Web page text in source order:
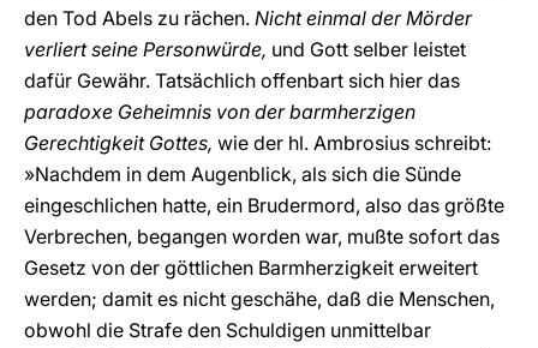
den Tod Abels zu rächen. Nicht einmal der Mörder
verliert seine Personwürde, und Gott selber leistet
dafür Gewähr. Tatsächlich offenbart sich hier das
paradoxe Geheimnis von der barmherzigen
Gerechtigkeit Gottes, wie der hl. Ambrosius schreibt:
»Nachdem in dem Augenblick, als sich die Sünde
eingeschlichen hatte, ein Brudermord, also das größte
Verbrechen, begangen worden war, mußte sofort das
Gesetz von der göttlichen Barmherzigkeit erweitert
werden; damit es nicht geschähe, daß die Menschen,
obwohl die Strafe den Schuldigen unmittelbar